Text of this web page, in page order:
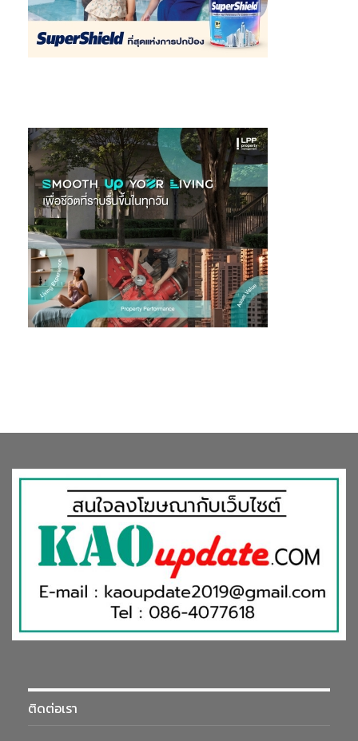
ประสิทธิภาพ และเชื่อมโยงสู่ฟังก์ชั่นงานที่ช่วยในการบริหารรถขนส่ง
สำหรับร้านผู้แทนจำหน่ายทั่วประเทศ พร้อมช่วยลดต้นทุนจากการ
บริหารขนส่งรถเที่ยวเปล่า การนำ AI และ Blockchain มาช่วยในการ
ทำงานให้สะดวกสบายยิ่งขึ้น ซึ่งจะพัฒนาระบบ Space Utilization
และ Route Optimization เพื่อช่วยให้จัดเที่ยวรถขนส่งง่ายมากยิ่ง
ขึ้น และการพัฒนาระบบไร้เงินสด (Cashless) สำหรับคนขับรถ เช่น
การเติมน้ำมัน หรือ การชำระเงินค่าบริการออนไลน์ เป็นต้น
ติดต่อเรา